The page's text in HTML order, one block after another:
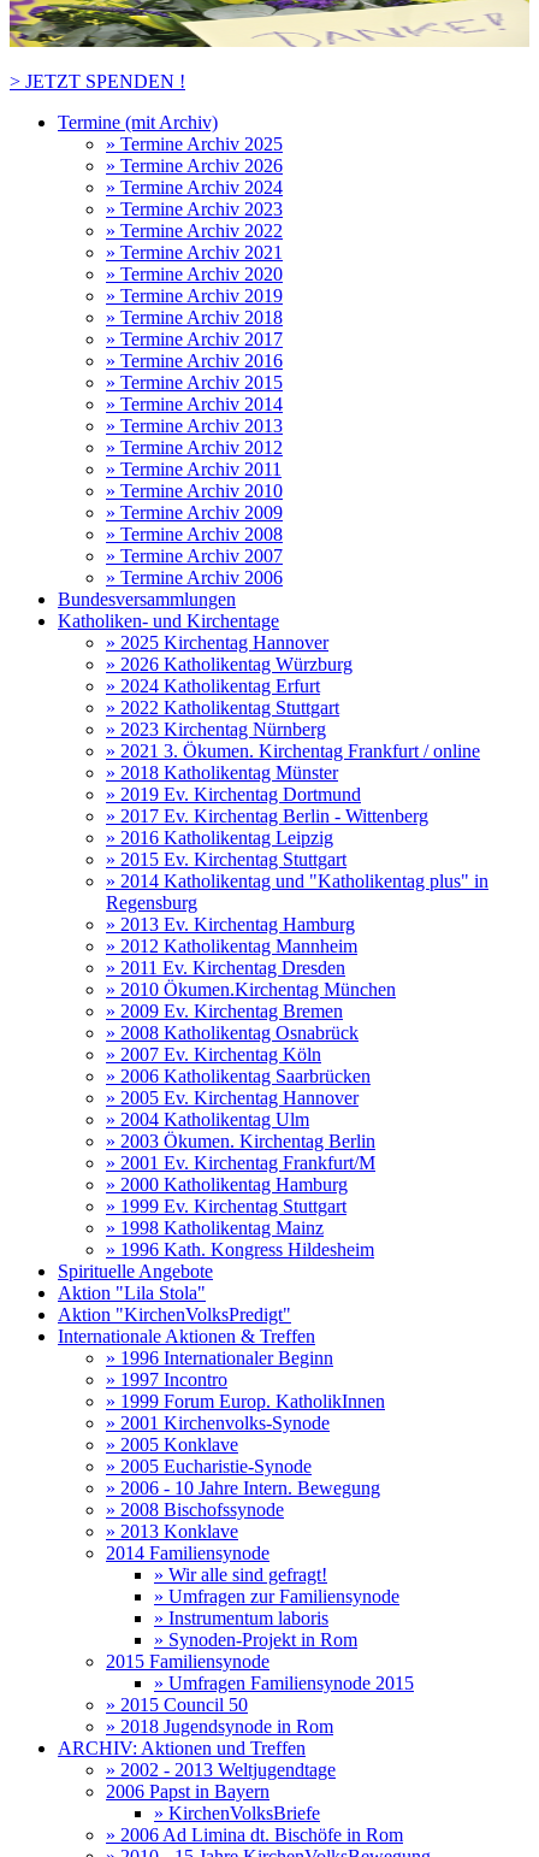
> JETZT SPENDEN !
Termine (mit Archiv)
» Termine Archiv 2025
» Termine Archiv 2026
» Termine Archiv 2024
» Termine Archiv 2023
» Termine Archiv 2022
» Termine Archiv 2021
» Termine Archiv 2020
» Termine Archiv 2019
» Termine Archiv 2018
» Termine Archiv 2017
» Termine Archiv 2016
» Termine Archiv 2015
» Termine Archiv 2014
» Termine Archiv 2013
» Termine Archiv 2012
» Termine Archiv 2011
» Termine Archiv 2010
» Termine Archiv 2009
» Termine Archiv 2008
» Termine Archiv 2007
» Termine Archiv 2006
Bundesversammlungen
Katholiken- und Kirchentage
» 2025 Kirchentag Hannover
» 2026 Katholikentag Würzburg
» 2024 Katholikentag Erfurt
» 2022 Katholikentag Stuttgart
» 2023 Kirchentag Nürnberg
» 2021 3. Ökumen. Kirchentag Frankfurt / online
» 2018 Katholikentag Münster
» 2019 Ev. Kirchentag Dortmund
» 2017 Ev. Kirchentag Berlin - Wittenberg
» 2016 Katholikentag Leipzig
» 2015 Ev. Kirchentag Stuttgart
» 2014 Katholikentag und "Katholikentag plus" in
Regensburg
» 2013 Ev. Kirchentag Hamburg
» 2012 Katholikentag Mannheim
» 2011 Ev. Kirchentag Dresden
» 2010 Ökumen.Kirchentag München
» 2009 Ev. Kirchentag Bremen
» 2008 Katholikentag Osnabrück
» 2007 Ev. Kirchentag Köln
» 2006 Katholikentag Saarbrücken
» 2005 Ev. Kirchentag Hannover
» 2004 Katholikentag Ulm
» 2003 Ökumen. Kirchentag Berlin
» 2001 Ev. Kirchentag Frankfurt/M
» 2000 Katholikentag Hamburg
» 1999 Ev. Kirchentag Stuttgart
» 1998 Katholikentag Mainz
» 1996 Kath. Kongress Hildesheim
Spirituelle Angebote
Aktion "Lila Stola"
Aktion "KirchenVolksPredigt"
Internationale Aktionen & Treffen
» 1996 Internationaler Beginn
» 1997 Incontro
» 1999 Forum Europ. KatholikInnen
» 2001 Kirchenvolks-Synode
» 2005 Konklave
» 2005 Eucharistie-Synode
» 2006 - 10 Jahre Intern. Bewegung
» 2008 Bischofssynode
» 2013 Konklave
2014 Familiensynode
» Wir alle sind gefragt!
» Umfragen zur Familiensynode
» Instrumentum laboris
» Synoden-Projekt in Rom
2015 Familiensynode
» Umfragen Familiensynode 2015
» 2015 Council 50
» 2018 Jugendsynode in Rom
ARCHIV: Aktionen und Treffen
» 2002 - 2013 Weltjugendtage
2006 Papst in Bayern
» KirchenVolksBriefe
» 2006 Ad Limina dt. Bischöfe in Rom